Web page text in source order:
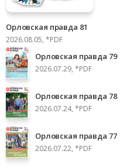
Орловская правда 81
2026.08.05, *PDF
Орловская правда 79
2026.07.29, *PDF
Орловская правда 78
2026.07.24, *PDF
Орловская правда 77
2026.07.22, *PDF